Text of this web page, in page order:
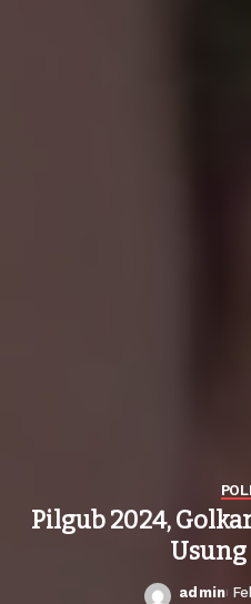
Pilgub 2024,
admin